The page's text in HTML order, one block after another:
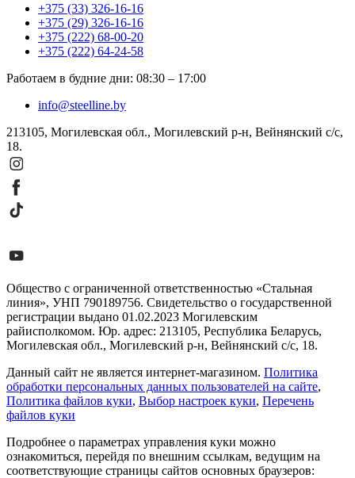
+375 (33) 326-16-16
+375 (29) 326-16-16
+375 (222) 68-00-20
+375 (222) 64-24-58
Работаем в будние дни: 08:30 – 17:00
info@steelline.by
213105, Могилевская обл., Могилевский р-н, Вейнянский с/с,
18.
Общество с ограниченной ответственностью «Стальная
линия», УНП 790189756. Свидетельство о государственной
регистрации выдано 01.02.2023 Могилевским
райисполкомом. Юр. адрес: 213105, Республика Беларусь,
Могилевская обл., Могилевский р-н, Вейнянский с/с, 18.
Данный сайт не является интернет-магазином. Политика
обработки персональных данных пользователей на сайте,
Политика файлов куки, Выбор настроек куки, Перечень
файлов куки
Подробнее о параметрах управления куки можно
ознакомиться, перейдя по внешним ссылкам, ведущим на
соответствующие страницы сайтов основных браузеров: